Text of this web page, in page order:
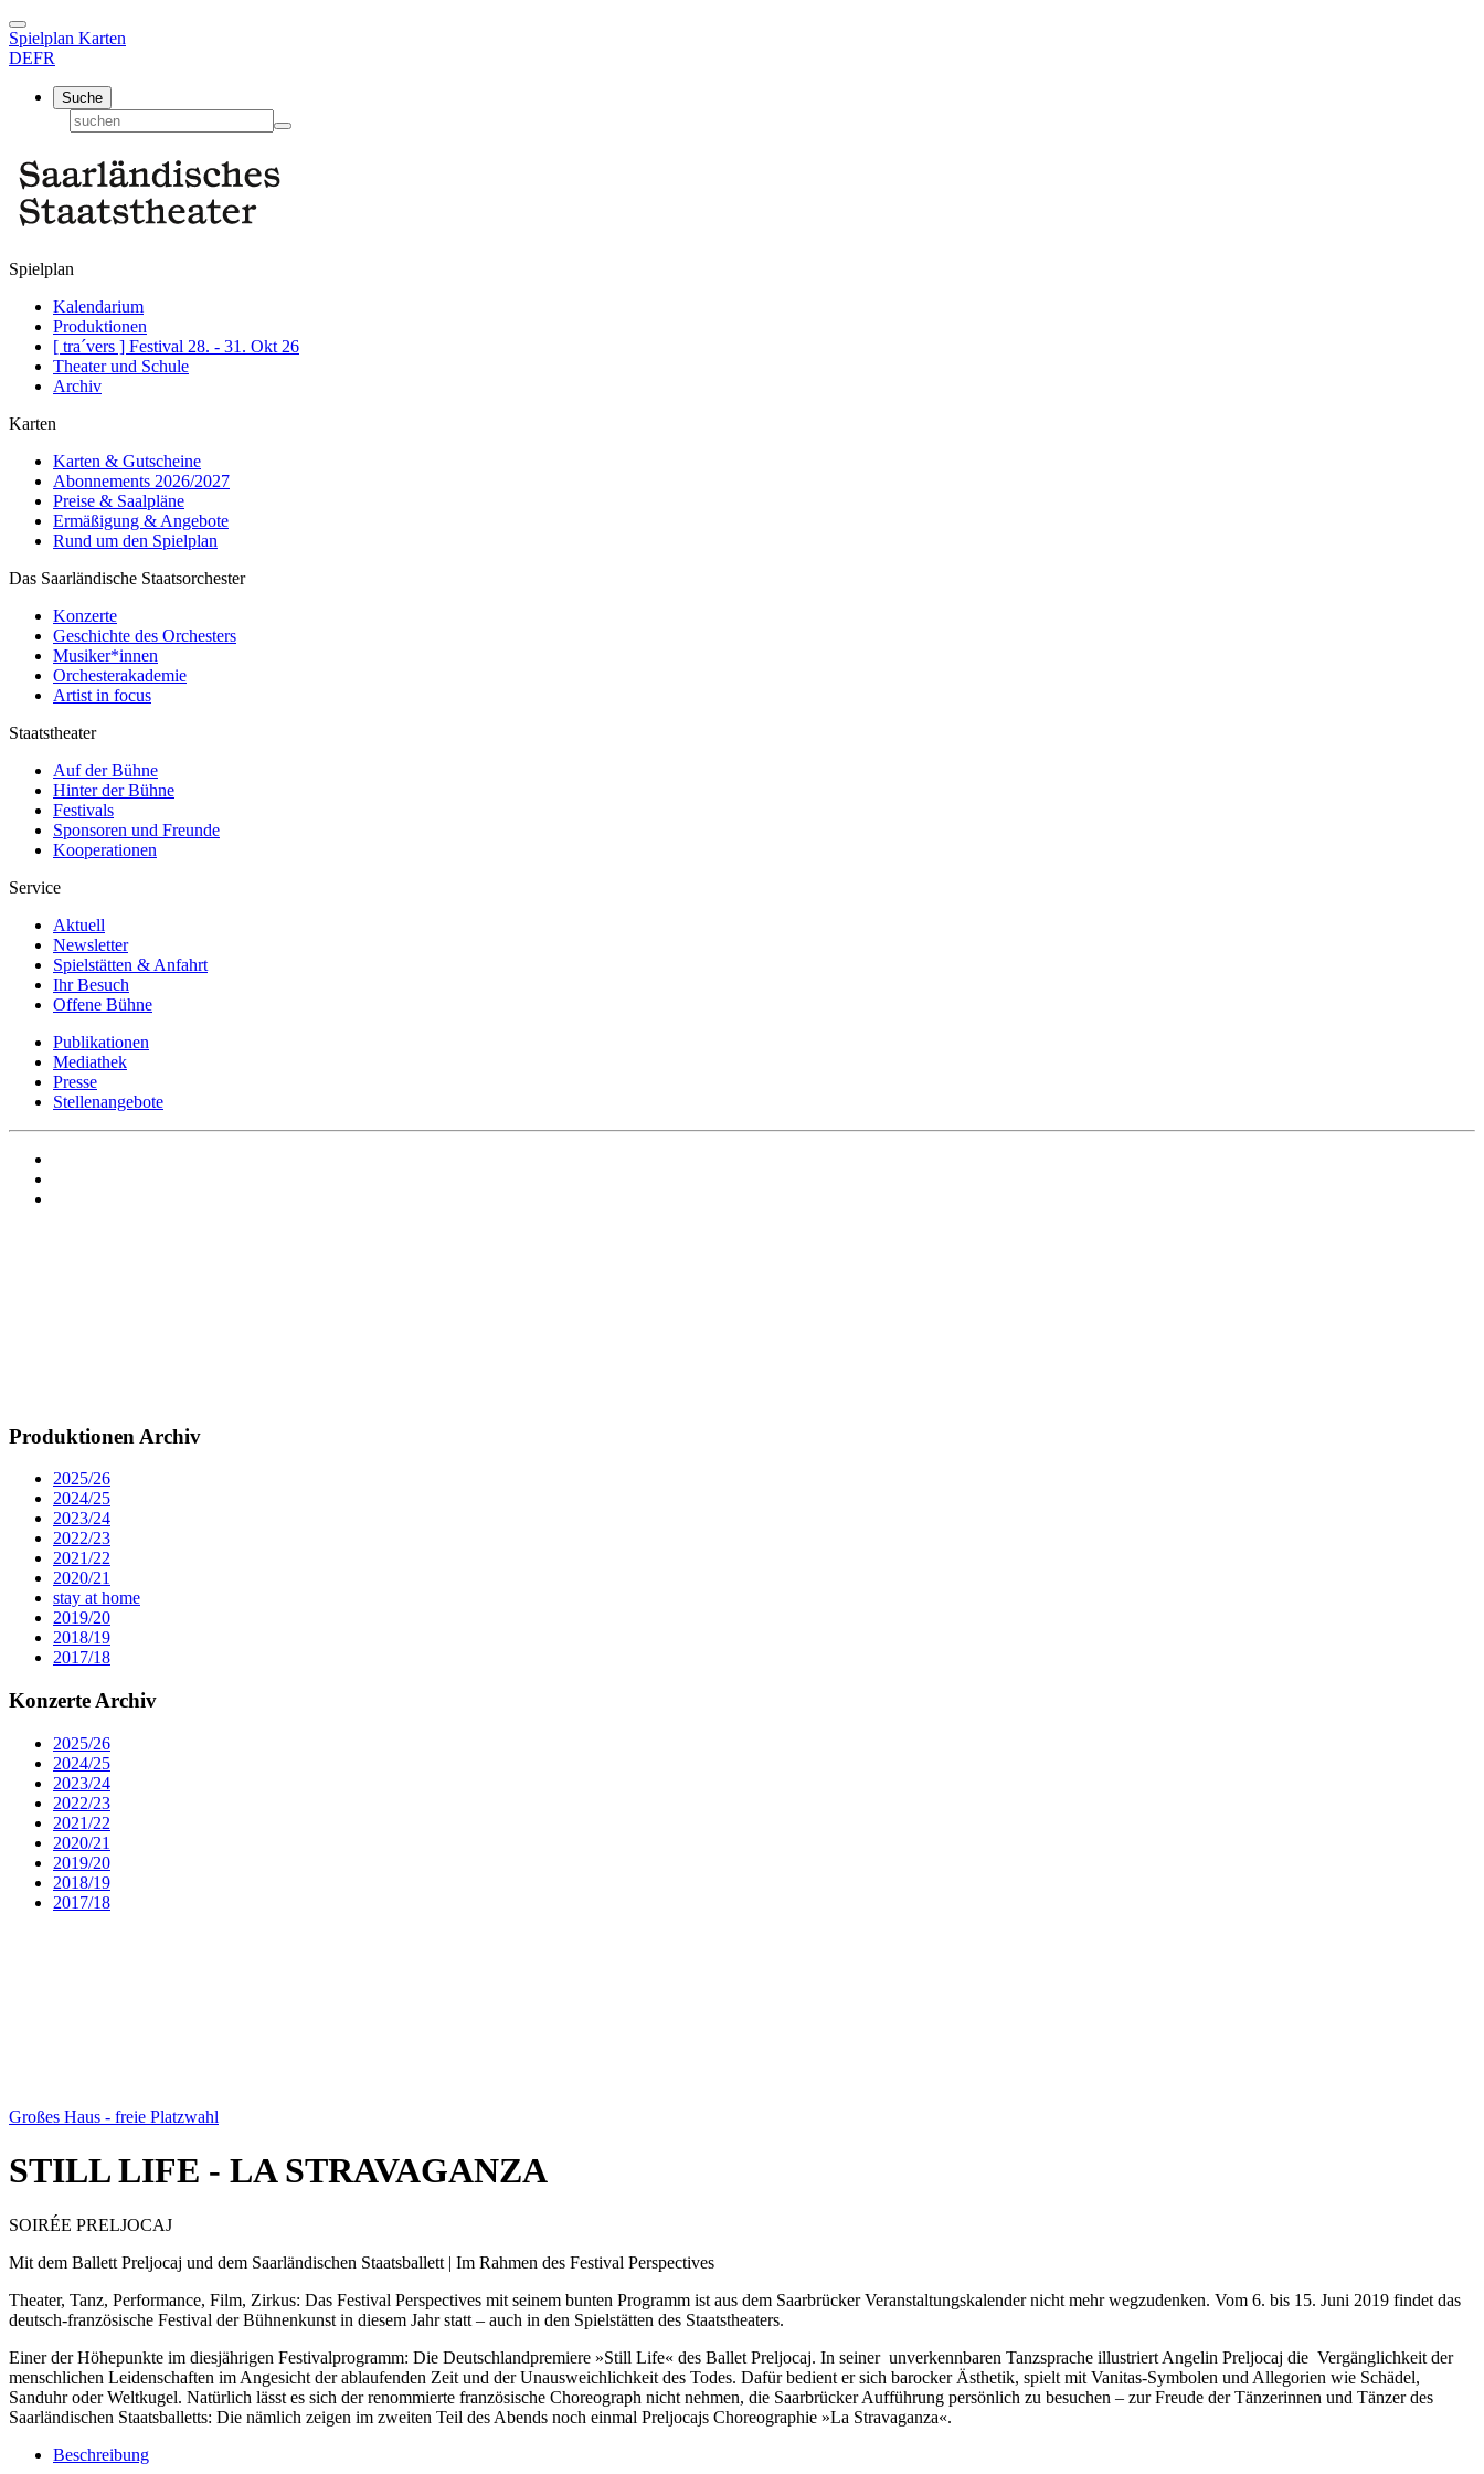
Spielplan Karten
DEFR
Suche
Spielplan
Kalendarium
Produktionen
[ tra´vers ] Festival 28. - 31. Okt 26
Theater und Schule
Archiv
Karten
Karten & Gutscheine
Abonnements 2026/2027
Preise & Saalpläne
Ermäßigung & Angebote
Rund um den Spielplan
Das Saarländische Staatsorchester
Konzerte
Geschichte des Orchesters
Musiker*innen
Orchesterakademie
Artist in focus
Staatstheater
Auf der Bühne
Hinter der Bühne
Festivals
Sponsoren und Freunde
Kooperationen
Service
Aktuell
Newsletter
Spielstätten & Anfahrt
Ihr Besuch
Offene Bühne
Publikationen
Mediathek
Presse
Stellenangebote
Produktionen Archiv
2025/26
2024/25
2023/24
2022/23
2021/22
2020/21
stay at home
2019/20
2018/19
2017/18
Konzerte Archiv
2025/26
2024/25
2023/24
2022/23
2021/22
2020/21
2019/20
2018/19
2017/18
Großes Haus - freie Platzwahl
STILL LIFE - LA STRAVAGANZA
SOIRÉE PRELJOCAJ
Mit dem Ballett Preljocaj und dem Saarländischen Staatsballett | Im Rahmen des Festival Perspectives
Theater, Tanz, Performance, Film, Zirkus: Das Festival Perspectives mit seinem bunten Programm ist aus dem Saarbrücker Veranstaltungskalender nicht mehr wegzudenken. Vom 6. bis 15. Juni 2019 findet das
deutsch-französische Festival der Bühnenkunst in diesem Jahr statt – auch in den Spielstätten des Staatstheaters.
Einer der Höhepunkte im diesjährigen Festivalprogramm: Die Deutschlandpremiere »Still Life« des Ballet Preljocaj. In seiner unverkennbaren Tanzsprache illustriert Angelin Preljocaj die Vergänglichkeit der
menschlichen Leidenschaften im Angesicht der ablaufenden Zeit und der Unausweichlichkeit des Todes. Dafür bedient er sich barocker Ästhetik, spielt mit Vanitas-Symbolen und Allegorien wie Schädel,
Sanduhr oder Weltkugel. Natürlich lässt es sich der renommierte französische Choreograph nicht nehmen, die Saarbrücker Aufführung persönlich zu besuchen – zur Freude der Tänzerinnen und Tänzer des
Saarländischen Staatsballetts: Die nämlich zeigen im zweiten Teil des Abends noch einmal Preljocajs Choreographie »La Stravaganza«.
Beschreibung